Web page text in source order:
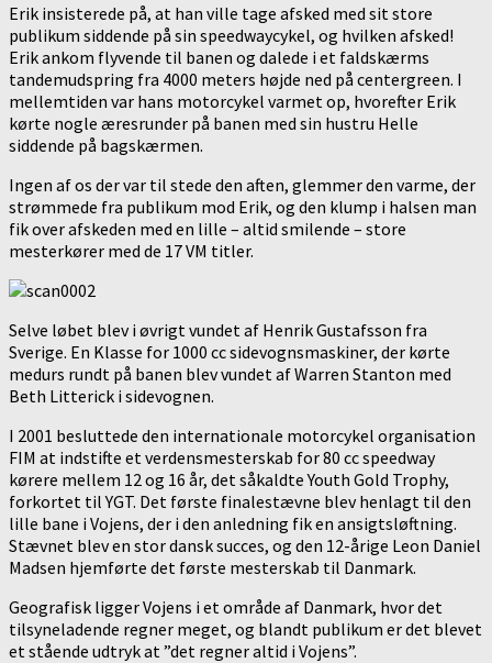
Erik insisterede på, at han ville tage afsked med sit store
publikum siddende på sin speedwaycykel, og hvilken afsked!
Erik ankom flyvende til banen og dalede i et faldskærms
tandemudspring fra 4000 meters højde ned på centergreen. I
mellemtiden var hans motorcykel varmet op, hvorefter Erik
kørte nogle æresrunder på banen med sin hustru Helle
siddende på bagskærmen.
Ingen af os der var til stede den aften, glemmer den varme, der
strømmede fra publikum mod Erik, og den klump i halsen man
fik over afskeden med en lille – altid smilende – store
mesterkører med de 17 VM titler.
Selve løbet blev i øvrigt vundet af Henrik Gustafsson fra
Sverige. En Klasse for 1000 cc sidevognsmaskiner, der kørte
medurs rundt på banen blev vundet af Warren Stanton med
Beth Litterick i sidevognen.
I 2001 besluttede den internationale motorcykel organisation
FIM at indstifte et verdensmesterskab for 80 cc speedway
kørere mellem 12 og 16 år, det såkaldte Youth Gold Trophy,
forkortet til YGT. Det første finalestævne blev henlagt til den
lille bane i Vojens, der i den anledning fik en ansigtsløftning.
Stævnet blev en stor dansk succes, og den 12-årige Leon Daniel
Madsen hjemførte det første mesterskab til Danmark.
Geografisk ligger Vojens i et område af Danmark, hvor det
tilsyneladende regner meget, og blandt publikum er det blevet
et stående udtryk at ”det regner altid i Vojens”.